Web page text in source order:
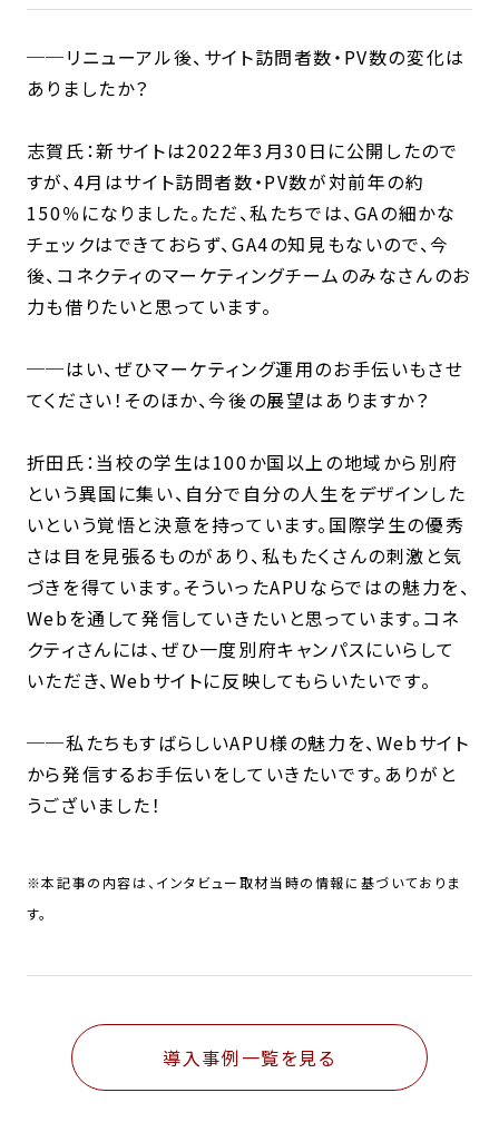
──リニューアル後、サイト訪問者数・PV数の変化は
ありましたか？
志賀氏：新サイトは2022年3月30日に公開したので
すが、4月はサイト訪問者数・PV数が対前年の約
150％になりました。ただ、私たちでは、GAの細かな
チェックはできておらず、GA4の知見もないので、今
後、コネクティのマーケティングチームのみなさんのお
力も借りたいと思っています。
──はい、ぜひマーケティング運用のお手伝いもさせ
てください！そのほか、今後の展望はありますか？
折田氏：当校の学生は100か国以上の地域から別府
という異国に集い、自分で自分の人生をデザインした
いという覚悟と決意を持っています。国際学生の優秀
さは目を見張るものがあり、私もたくさんの刺激と気
づきを得ています。そういったAPUならではの魅力を、
Webを通して発信していきたいと思っています。コネ
クティさんには、ぜひ一度別府キャンパスにいらして
いただき、Webサイトに反映してもらいたいです。
──私たちもすばらしいAPU様の魅力を、Webサイト
から発信するお手伝いをしていきたいです。ありがと
うございました！
※本記事の内容は、インタビュー取材当時の情報に基づいておりま
す。
導入事例一覧を見る